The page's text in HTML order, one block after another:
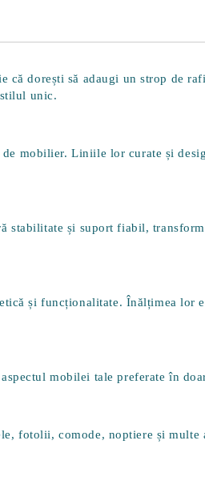
că dorești să adaugi un strop de
unic.
mobilier. Liniile lor curate și
stabilitate și suport fiabil,
și funcționalitate. Înălțimea lor
mobilei tale preferate în
fotolii, comode, noptiere și multe